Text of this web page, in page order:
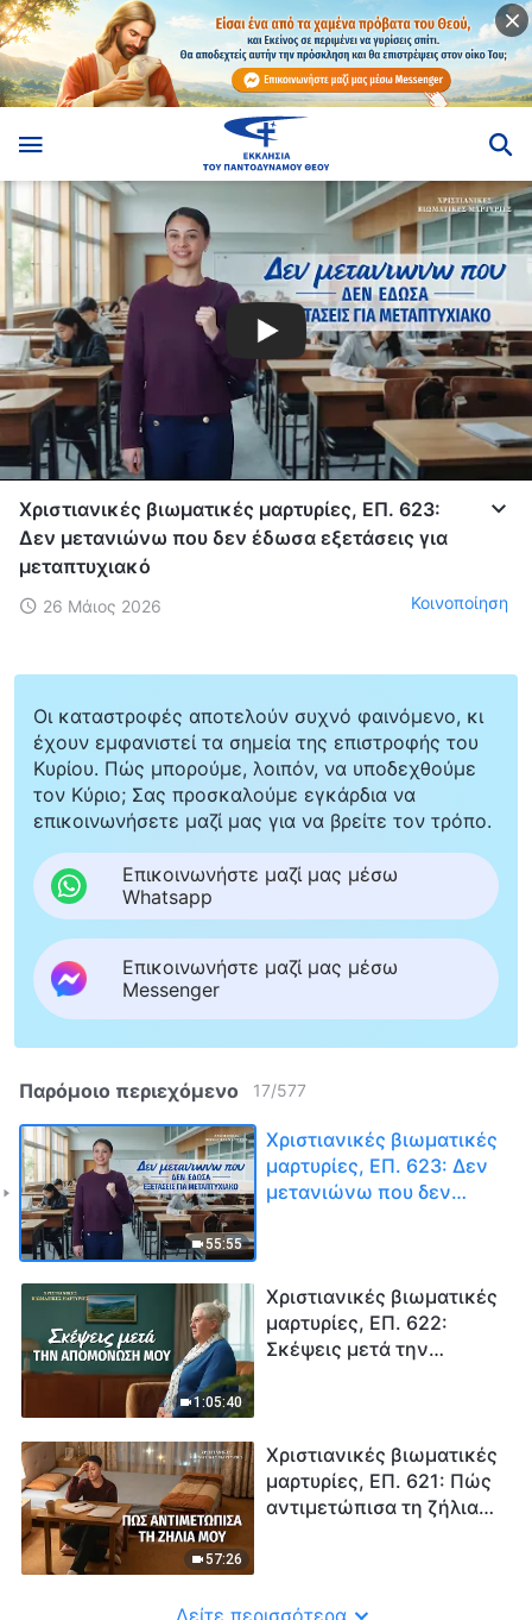
Χριστιανικές βιωματικές μαρτυρίες, ΕΠ. 623:
Δεν μετανιώνω που δεν έδωσα εξετάσεις για
μεταπτυχιακό
26 Μάιος 2026 Κοινοποίηση
Οι καταστροφές αποτελούν συχνό φαινόμενο, κι
έχουν εμφανιστεί τα σημεία της επιστροφής του
Κυρίου. Πώς μπορούμε, λοιπόν, να υποδεχθούμε
τον Κύριο; Σας προσκαλούμε εγκάρδια να
επικοινωνήσετε μαζί μας για να βρείτε τον τρόπο.
Επικοινωνήστε μαζί μας μέσω
Whatsapp
Επικοινωνήστε μαζί μας μέσω
Messenger
Παρόμοιο περιεχόμενο 17/577
55:55
Χριστιανικές βιωματικές
μαρτυρίες, ΕΠ. 623: Δεν
μετανιώνω που δεν
1:05:40
Χριστιανικές βιωματικές
μαρτυρίες, ΕΠ. 622:
Σκέψεις μετά την
57:26
Χριστιανικές βιωματικές
μαρτυρίες, ΕΠ. 621: Πώς
αντιμετώπισα τη ζήλια